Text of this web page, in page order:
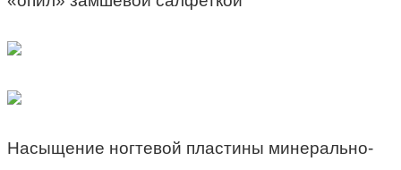
Насыщение ногтевой пластины минерально-